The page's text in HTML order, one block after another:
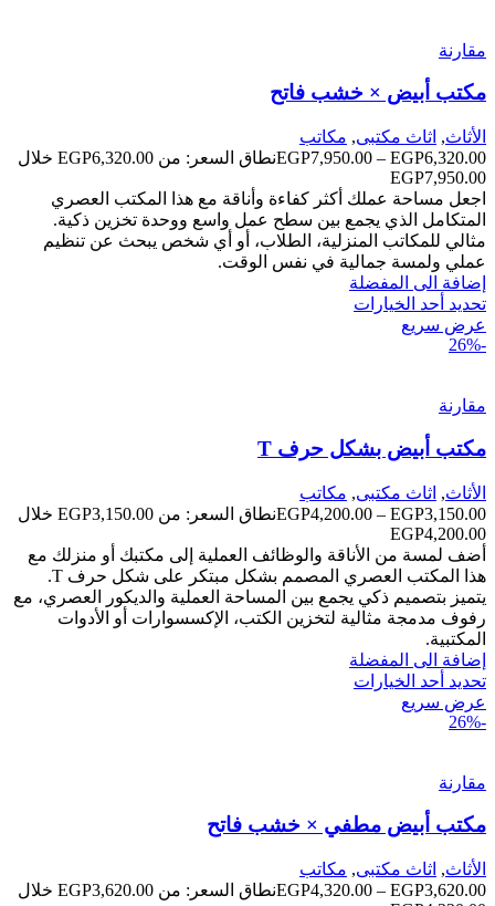
مقارنة
مكتب أبيض × خشب فاتح
الأثاث, اثاث مكتبى, مكاتب
EGP6,320.00
–
EGP7,950.00
نطاق السعر: من ⁦EGP6,320.00⁩ خلال
اجعل مساحة عملك أكثر كفاءة وأناقة مع هذا المكتب العصري
المتكامل الذي يجمع بين سطح عمل واسع ووحدة تخزين ذكية.
مثالي للمكاتب المنزلية، الطلاب، أو أي شخص يبحث عن تنظيم
عملي ولمسة جمالية في نفس الوقت.
إضافة الى المفضلة
تحديد أحد الخيارات
عرض سريع
-26%
مقارنة
مكتب أبيض بشكل حرف T
الأثاث, اثاث مكتبى, مكاتب
EGP3,150.00
–
EGP4,200.00
نطاق السعر: من ⁦EGP3,150.00⁩ خلال
أضف لمسة من الأناقة والوظائف العملية إلى مكتبك أو منزلك مع
هذا المكتب العصري المصمم بشكل مبتكر على شكل حرف T.
يتميز بتصميم ذكي يجمع بين المساحة العملية والديكور العصري، مع
رفوف مدمجة مثالية لتخزين الكتب، الإكسسوارات أو الأدوات
المكتبية.
إضافة الى المفضلة
تحديد أحد الخيارات
عرض سريع
-26%
مقارنة
مكتب أبيض مطفي × خشب فاتح
الأثاث, اثاث مكتبى, مكاتب
EGP3,620.00
–
EGP4,320.00
نطاق السعر: من ⁦EGP3,620.00⁩ خلال